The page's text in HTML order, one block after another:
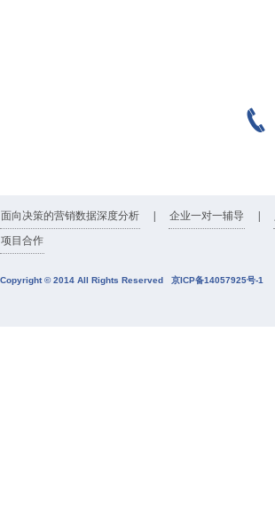
面向决策的营销数据深度分析 企业一对一辅导
项目合作
Copyright © 2014 All Rights Reserved 京ICP备14057925号-1